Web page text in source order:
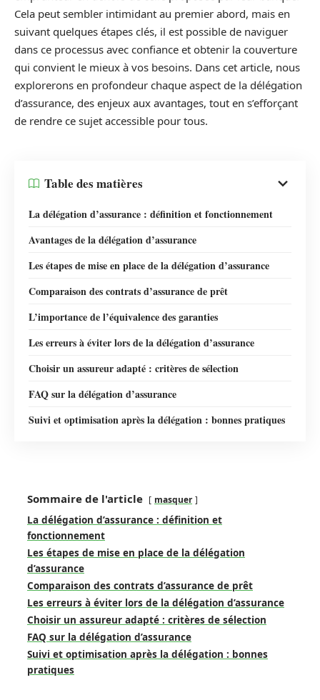
Cela peut sembler intimidant au premier abord, mais en
suivant quelques étapes clés, il est possible de naviguer
dans ce processus avec confiance et obtenir la couverture
qui convient le mieux à vos besoins. Dans cet article, nous
explorerons en profondeur chaque aspect de la délégation
d’assurance, des enjeux aux avantages, tout en s’efforçant
de rendre ce sujet accessible pour tous.
Table des matières
La délégation d’assurance : définition et fonctionnement
Avantages de la délégation d’assurance
Les étapes de mise en place de la délégation d’assurance
Comparaison des contrats d’assurance de prêt
L’importance de l’équivalence des garanties
Les erreurs à éviter lors de la délégation d’assurance
Choisir un assureur adapté : critères de sélection
FAQ sur la délégation d’assurance
Suivi et optimisation après la délégation : bonnes pratiques
Sommaire de l'article masquer
La délégation d’assurance : définition et
fonctionnement
Les étapes de mise en place de la délégation
d’assurance
Comparaison des contrats d’assurance de prêt
Les erreurs à éviter lors de la délégation d’assurance
Choisir un assureur adapté : critères de sélection
FAQ sur la délégation d’assurance
Suivi et optimisation après la délégation : bonnes
pratiques